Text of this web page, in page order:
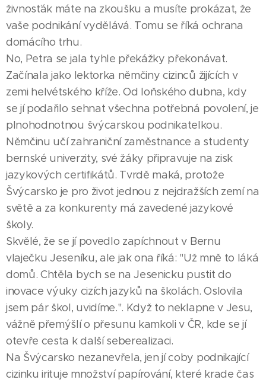
živnosťák máte na zkoušku a musíte prokázat, že
vaše podnikání vydělává. Tomu se říká ochrana
domácího trhu.
No, Petra se jala tyhle překážky překonávat.
Začínala jako lektorka němčiny cizinců žijících v
zemi helvétského kříže. Od loňského dubna, kdy
se jí podařilo sehnat všechna potřebná povolení, je
plnohodnotnou švýcarskou podnikatelkou.
Němčinu učí zahraniční zaměstnance a studenty
bernské univerzity, své žáky připravuje na zisk
jazykových certifikátů. Tvrdě maká, protože
Švýcarsko je pro život jednou z nejdražších zemí na
světě a za konkurenty má zavedené jazykové
školy.
Skvělé, že se jí povedlo zapíchnout v Bernu
vlaječku Jeseníku, ale jak ona říká: "Už mně to láká
domů. Chtěla bych se na Jesenicku pustit do
inovace výuky cizích jazyků na školách. Oslovila
jsem pár škol, uvidíme.". Když to neklapne v Jesu,
vážně přemýšlí o přesunu kamkoli v ČR, kde se jí
otevře cesta k další seberealizaci.
Na Švýcarsko nezanevřela, jen jí coby podnikající
cizinku irituje množství papírování, které krade čas